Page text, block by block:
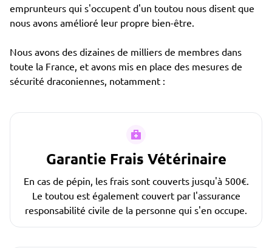
emprunteurs qui s'occupent d'un toutou nous disent que
nous avons amélioré leur propre bien-être.
Nous avons des dizaines de milliers de membres dans
toute la France, et avons mis en place des mesures de
sécurité draconiennes, notamment :
Garantie Frais Vétérinaire
En cas de pépin, les frais sont couverts jusqu'à 500€.
Le toutou est également couvert par l'assurance
responsabilité civile de la personne qui s'en occupe.